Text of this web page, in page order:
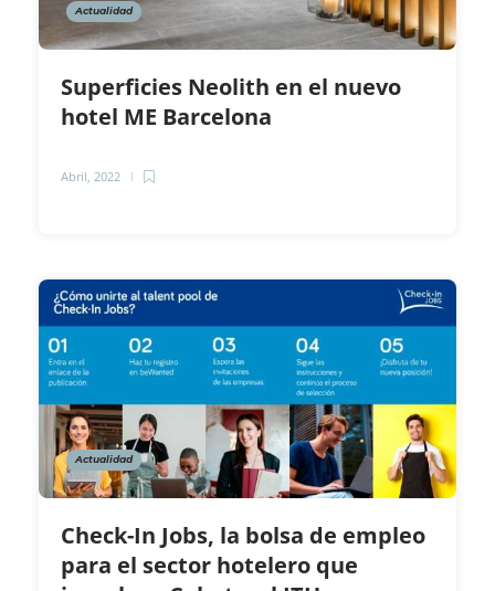
Actualidad
Superficies Neolith en el nuevo
hotel ME Barcelona
Abril, 2022
Actualidad
Check-In Jobs, la bolsa de empleo
para el sector hotelero que